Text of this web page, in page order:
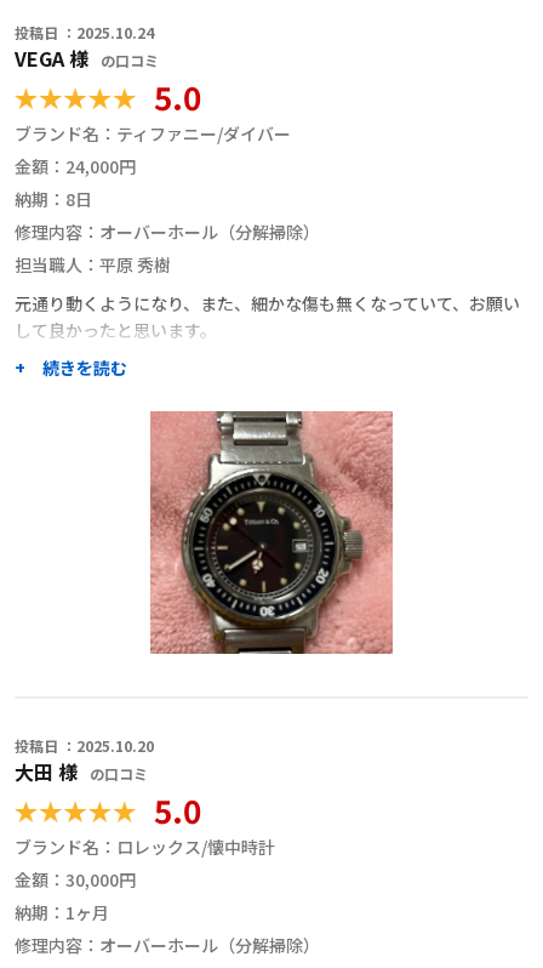
投稿日 ：2025.10.24
VEGA 様 の口コミ
5.0
ブランド名： ティファニー/ダイバー
金額： 24,000円
納期： 8日
修理内容： オーバーホール（分解掃除）
担当職人： 平原 秀樹
元通り動くようになり、また、細かな傷も無くなっていて、お願い
して良かったと思います。
自宅付近での修理を検討していた所、本サイトを拝見しました。
相見積もりが出来ることが魅力でした。
実際のところ、おおよそ半分の方から修理不可（部品入手困難）の
お返事や、期日までに見積もりをしていただけなかった方もいらつ
しやいましたが、繁盛計画の平原さんはとても早く見積もり回答を
頂けたので、お願いしました。
そもそもお願いしている方のお顔が分かるのが安心でしたが、修理
期間中何度もご連絡いただき、とても安心してお願いすることが出
この度は、ありがとうございました。
た、大切な時計を末永くご使用するには定期的メンテナンスが重要で
す、また何か不備が御座いましたら御連絡下さい。
ありがとう御座いました。
+ 続きを読む
投稿日 ：2025.10.20
大田 様 の口コミ
5.0
ブランド名： ロレックス/懐中時計
金額： 30,000円
納期： 1ヶ月
修理内容： オーバーホール（分解掃除）